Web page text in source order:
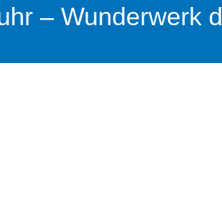
– Wunderwerk